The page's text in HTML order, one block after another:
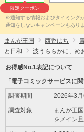
限定クーポン
※通知する情報およびタイミング
通知をしないキャンペーンもあり
まんが王国 西香はち
と日和
波うららかに、め
お得感No.1表記について
「電子コミックサービスに
調査期間 2026年3
調査対象
まんが王
をメイン